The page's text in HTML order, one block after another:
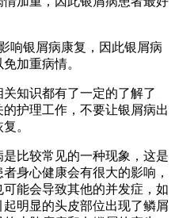
响银屑病康复，因此银屑病
加重病情。
知识都有了一定的了解了
护理工作，不要让银屑病出
。
比较常见的一种现象，这是
身心健康会有很大的影响，
能会导致其他的并发症，如
明显的头皮部位出现了鳞屑